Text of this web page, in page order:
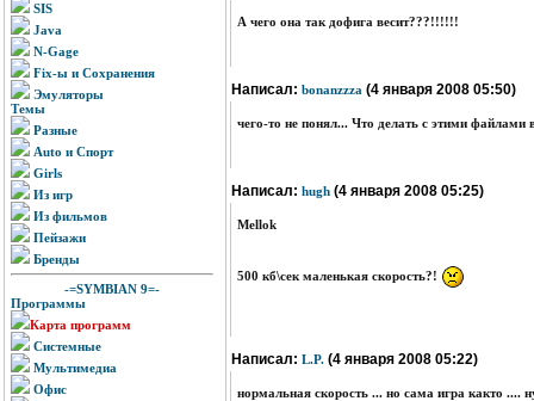
SIS
Java
N-Gage
Fix-ы и Сохранения
Эмуляторы
Темы
Разные
Auto и Спорт
Girls
Из игр
Из фильмов
Пейзажи
Бренды
-=SYMBIAN 9=-
Программы
Карта программ
Системные
Мультимедиа
Офис
А чего она так дофига весит???!!!!!!
Написал: bonanzzza (4 января 2008 05:50)
чего-то не понял... Что делать с этими файлами
Написал: hugh (4 января 2008 05:25)
Mellok
500 кб\сек маленькая скорость?!
Написал: L.P. (4 января 2008 05:22)
нормальная скорость ... но сама игра както ....